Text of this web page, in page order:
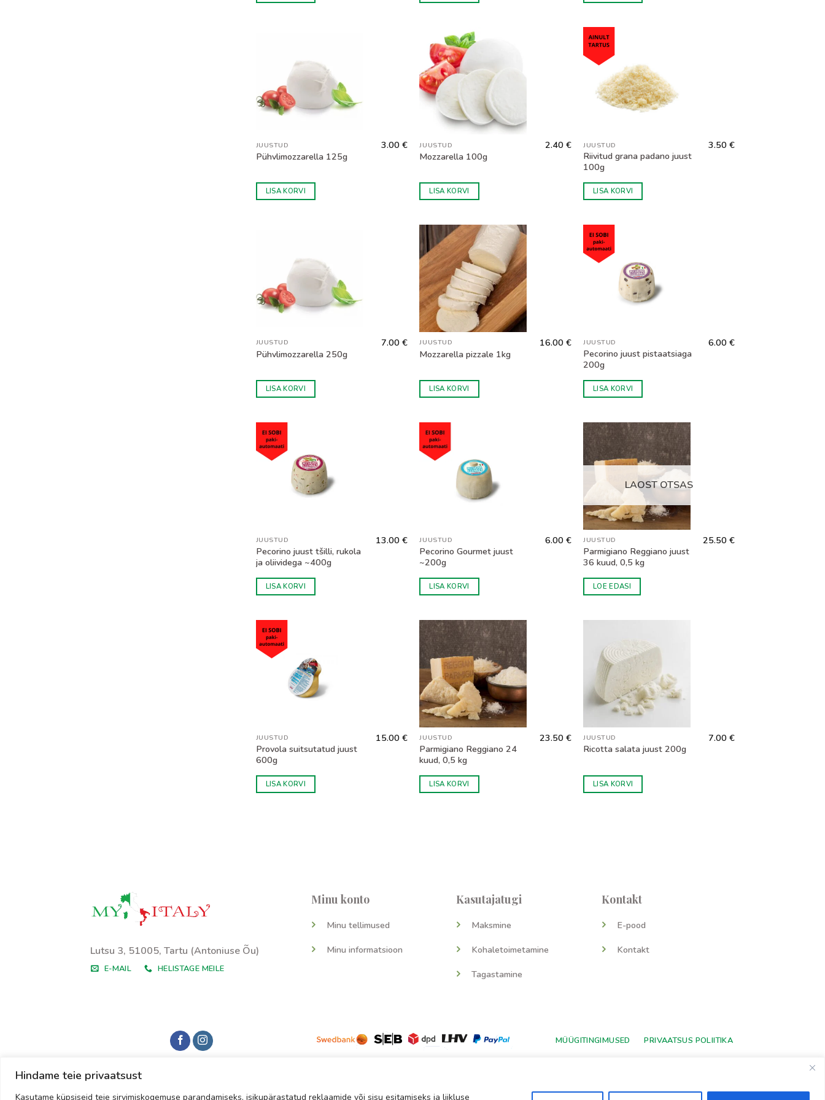
Hindame teie privaatsust
Kasutame küpsiseid teie sirvimiskogemuse parandamiseks, isikupärastatud reklaamide või sisu esitamiseks ja liikluse
üldiselt ei lõigata noaga vaid murendatakse tükke spetsiaalse väikese noaga. Riivitult on soovitav juustu
hoida sügavkülmas. Kui Te soovite tellida rohkem kui pool kilogrammi, siis soovitame kirjutada
info@myitaly.ee ning saadame Teile soovitud kaalu- ja hinnakalkulatsiooniga tükid.
JUUSTUD
Pühvlimozzarella 125g
3.00 €
LISA KORVI
JUUSTUD
Mozzarella 100g
2.40 €
LISA KORVI
JUUSTUD
Riivitud grana padano juust
100g
3.50€
LISA KORVI
JUUSTUD
Pühvlimozzarella 250g
7.00 €
LISA KORVI
JUUSTUD
Mozzarella pizzale 1kg
16.00 €
LISA KORVI
JUUSTUD
Pecorino juust pistaatsiaga
200g
6.00€
LISA KORVI
JUUSTUD
Pecorino juust tšilli, rukola
ja oliividega ~400g
13.00 €
LISA KORVI
JUUSTUD
Pecorino Gourmet juust
~200g
6.00 €
LISA KORVI
LAOST OTSAS
JUUSTUD
Parmigiano Reggiano juust
36 kuud, 0,5 kg
25.50€
LOE EDASI
JUUSTUD
Provola suitsutatud juust
600g
15.00 €
LISA KORVI
JUUSTUD
Parmigiano Reggiano 24
kuud, 0,5 kg
23.50 €
LISA KORVI
JUUSTUD
Ricotta salata juust 200g
7.00€
LISA KORVI
Lutsu 3, 51005, Tartu (Antoniuse Õu)
E-MAIL HELISTAGE MEILE
Minu konto
Minu tellimused
Minu informatsioon
Kasutajatugi
Maksmine
Kohaletoimetamine
Tagastamine
Kontakt
E-pood
Kontakt
MÜÜGITINGIMUSED PRIVAATSUS POLIITIKA